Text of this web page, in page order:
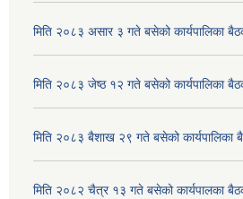
मिति २०८३ असार ३ गते बसेको कार्यपालिका
मिति २०८३ जेष्ठ १२ गते बसेको कार्यपालिका
मिति २०८३ बैशाख २९ गते बसेको कार्यपालिका
मिति २०८२ चैत्र १३ गते बसेको कार्यपालका